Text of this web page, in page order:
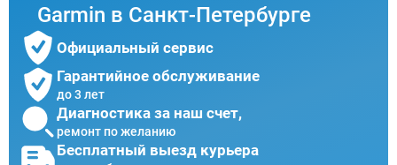
Garmin в Санкт-Петербурге
Официальный сервис
Гарантийное обслуживание
до 3 лет
Диагностика за наш счет,
ремонт по желанию
Бесплатный выезд курьера